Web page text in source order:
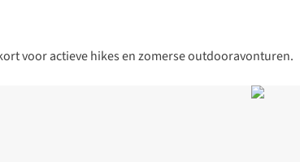
voor actieve hikes en zomerse outdooravonturen.